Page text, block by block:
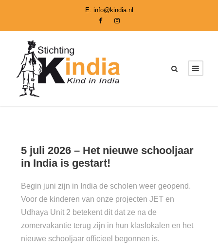
E: info@kindia.nl
5 juli 2026 – Het nieuwe schooljaar
in India is gestart!
Begin juni zijn in India de scholen weer geopend.
Voor de kinderen van onze projecten JET en
Udhaya Unit 2 betekent dit dat ze na de
zomervakantie terug zijn in hun klaslokalen en het
nieuwe schooljaar officieel begonnen is.